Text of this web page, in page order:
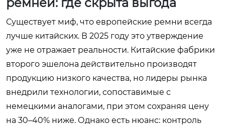
Существует миф, что европейские ремни всегда
лучше китайских. В 2025 году это утверждение
уже не отражает реальности. Китайские фабрики
второго эшелона действительно производят
продукцию низкого качества, но лидеры рынка
внедрили технологии, сопоставимые с
немецкими аналогами, при этом сохраняя цену
на 30–40% ниже. Однако есть нюанс: контроль